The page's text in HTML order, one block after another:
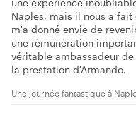
Naples, mais il nous a
m'a donné envie de
une rémunération
véritable ambassadeur
la prestation d'Armando.
Une journée fantastique à